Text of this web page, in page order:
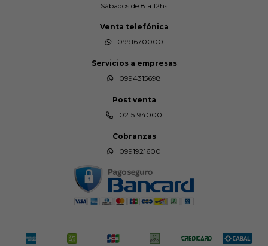
Sábados de 8 a 12hs
Venta telefónica
0991670000
Servicios a empresas
0994315698
Post venta
0215194000
Cobranzas
0991921600